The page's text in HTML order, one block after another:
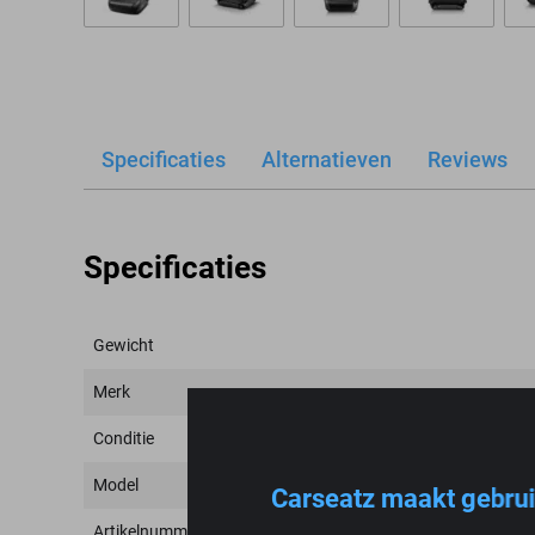
Carseatz maakt
Specificaties Alternatieven Reviews
Specificaties
Gewicht
Merk
Conditie
Model